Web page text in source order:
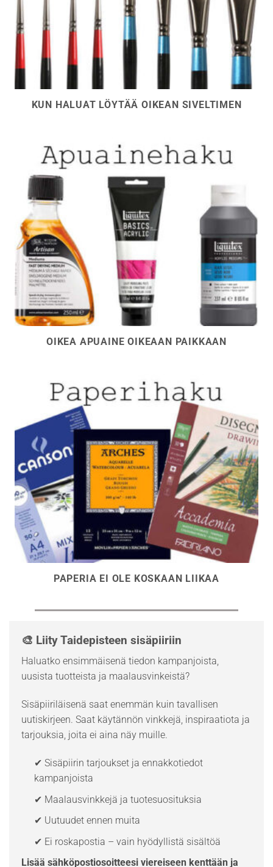
KUN HALUAT LÖYTÄÄ OIKEAN SIVELTIMEN
OIKEA APUAINE OIKEAAN PAIKKAAN
PAPERIA EI OLE KOSKAAN LIIKAA
🎨 Liity Taidepisteen sisäpiiriin
Haluatko ensimmäisenä tiedon kampanjoista,
uusista tuotteista ja maalausvinkeistä?
Sisäpiiriläisenä saat enemmän kuin tavallisen
uutiskirjeen. Saat käytännön vinkkejä, inspiraatiota ja
tarjouksia, joita ei aina näy muille.
✔ Sisäpiirin tarjoukset ja ennakkotiedot
kampanjoista
✔ Maalausvinkkejä ja tuotesuosituksia
✔ Uutuudet ennen muita
✔ Ei roskapostia – vain hyödyllistä sisältöä
Lisää sähköpostiosoitteesi viereiseen kenttään ja